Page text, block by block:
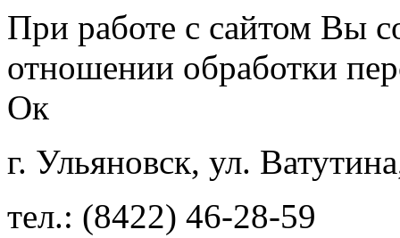
Перейти к основному содержанию
При работе с сайтом Вы
отношении обработки
Ок
г. Ульяновск, ул.
тел.: (8422) 46-28-59